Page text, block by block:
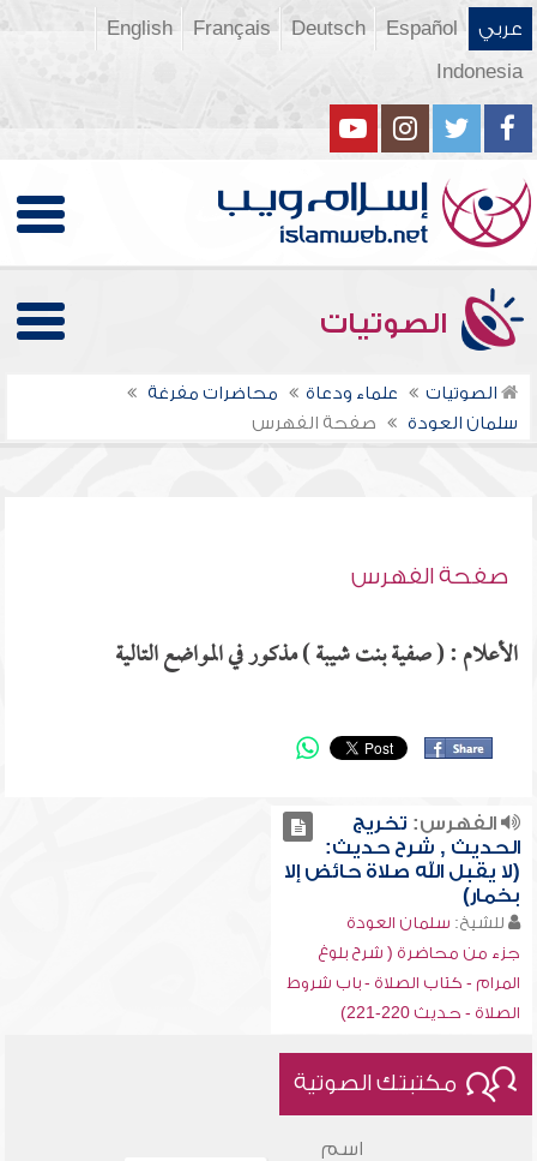
عربي Español
Deutsch
Français
English
Indonesia
الصوتيات
الصوتيات علماء ودعاة
محاضرات مفرغة
سلمان العودة
صفحة الفهرس
صفحة الفهرس
الأعلام : ( صفية بنت شيبة ) مذكور في المواضع التالية
الفهرس: تخريج
الحديث , شرح حديث:
(لا يقبل الله صلاة حائض إلا
بخمار)
للشيخ: سلمان العودة
جزء من محاضرة ( شرح بلوغ
المرام - كتاب الصلاة - باب شروط
الصلاة - حديث 220-221)
مكتبتك الصوتية
اسم